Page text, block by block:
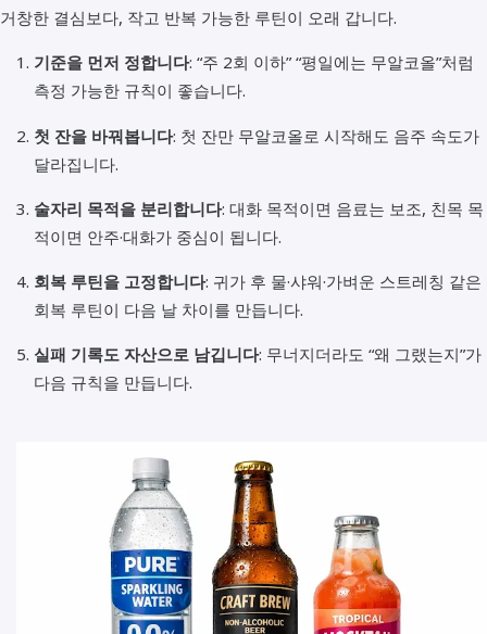
거창한 결심보다, 작고 반복 가능한 루틴이 오래 갑니다.
기준을 먼저 정합니다: “주 2회 이하” “평일에는 무알코올”처럼
측정 가능한 규칙이 좋습니다.
첫 잔을 바꿔봅니다: 첫 잔만 무알코올로 시작해도 음주 속도가
달라집니다.
술자리 목적을 분리합니다: 대화 목적이면 음료는 보조, 친목 목
적이면 안주·대화가 중심이 됩니다.
회복 루틴을 고정합니다: 귀가 후 물·샤워·가벼운 스트레칭 같은
회복 루틴이 다음 날 차이를 만듭니다.
실패 기록도 자산으로 남깁니다: 무너지더라도 “왜 그랬는지”가
다음 규칙을 만듭니다.